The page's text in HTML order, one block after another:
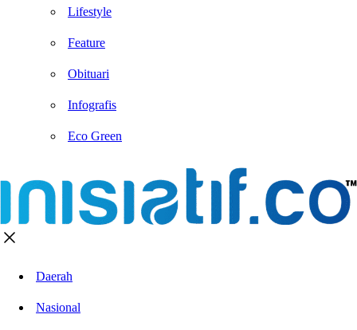
Lifestyle
Feature
Obituari
Infografis
Eco Green
Daerah
Nasional